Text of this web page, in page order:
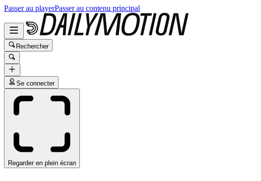
Passer au playerPasser au contenu principal
Rechercher
Se connecter
Regarder en plein écran